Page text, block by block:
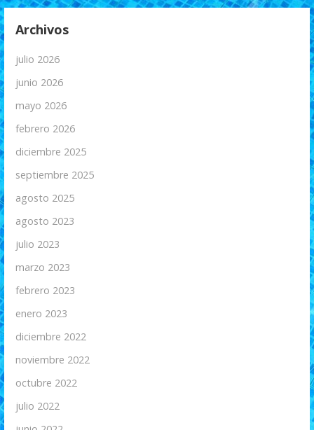
Archivos
julio 2026
junio 2026
mayo 2026
febrero 2026
diciembre 2025
septiembre 2025
agosto 2025
agosto 2023
julio 2023
marzo 2023
febrero 2023
enero 2023
diciembre 2022
noviembre 2022
octubre 2022
julio 2022